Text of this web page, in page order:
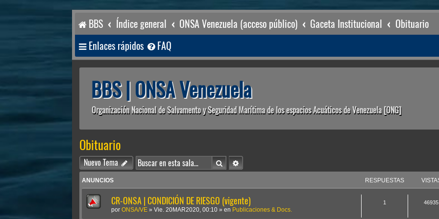
BBS Índice general ONSA Venezuela (acceso público) Gaceta Institucional Obituario
Enlaces rápidos FAQ
BBS | ONSA Venezuela
Organización Nacional de Salvamento y Seguridad Marítima de los espacios Acuáticos de Venezuela [ONG]
Obituario
Nuevo Tema BuscarBúsqueda avanzada
ANUNCIOS RESPUESTAS
CR-ONSA | CONDICIÓN DE RIESGO (vigente)
por ONSA/VE » Vie. 20MAR2020, 00:10 » en Publicaciones & Docs.
1 46935